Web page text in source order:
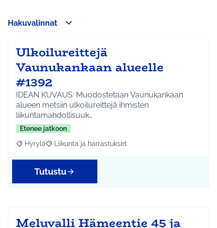
Hakuvalinnat
Ulkoilureittejä
Vaunukankaan alueelle
#1392
IDEAN KUVAUS: Muodostetaan Vaunukankaan
alueen metsiin ulkoilureittejä ihmisten
liikuntamahdollisuuk…
Etenee jatkoon
Rajaa tulokset aihepiirin mukaan: Hyrylä
Hyrylä Rajaa tulokset teeman mukaan: Liikunta ja
Liikunta ja harrastukset
Tutustu
Meluvalli Hämeentie 45 ja